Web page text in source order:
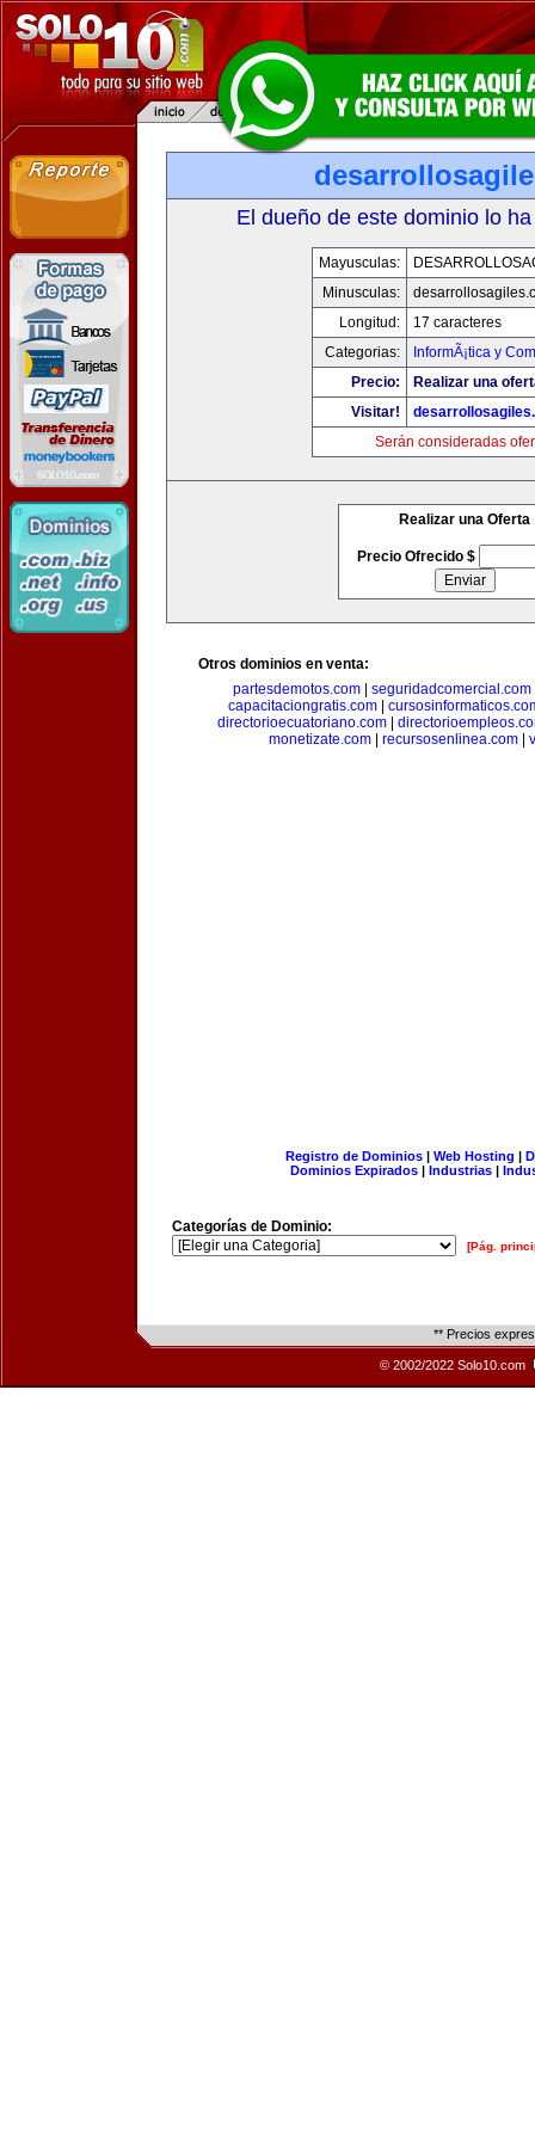
El dueño de este dominio lo
Mayusculas:
Minusculas:
Longitud:
17 caracteres
Categorias:
InformÃ¡tica y
Precio:
Realizar una
Visitar!
Serán consideradas
Realizar una Oferta
Precio Ofrecido $
Otros dominios en venta:
partesdemotos.com| seguridadcomercial.com
capacitaciongratis.com|
directorioecuatoriano.com
monetizate.com
recursosenlinea.com
Registro de Dominios| Web Hosting |
Dominios Expirados | Industrias |
Categorías de Dominio:
[Pág.
** Precios
© 2002/2022 Solo10.com